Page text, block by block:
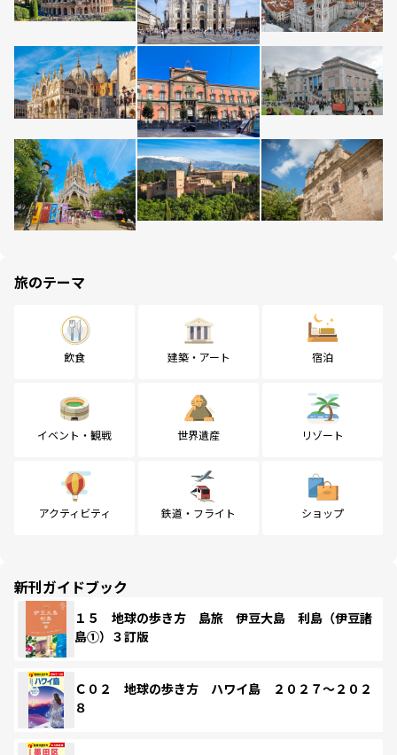
旅のテーマ
飲食 建築・アート 宿泊
イベント・観戦 世界遺産 リゾート
アクティビティ 鉄道・フライト ショップ
新刊ガイドブック
１５ 地球の歩き方 島旅 伊豆大島 利島（伊豆諸
島①）３訂版
Ｃ０２ 地球の歩き方 ハワイ島 ２０２７～２０２
８